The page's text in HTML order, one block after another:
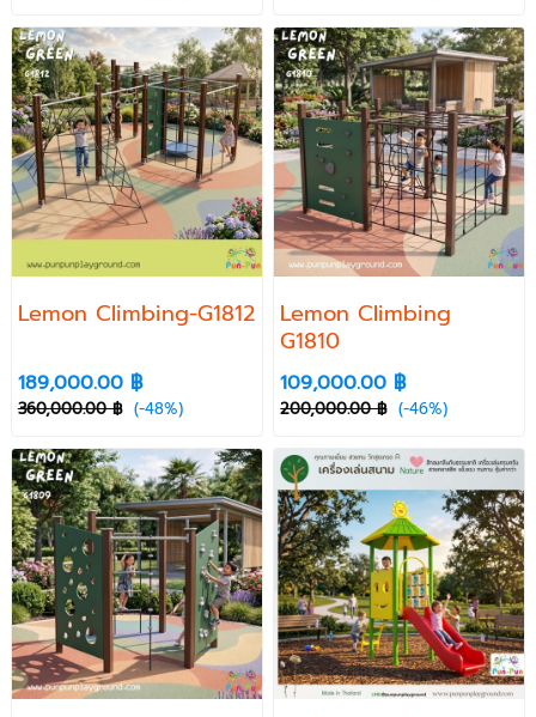
Lemon Climbing-G1812
189,000.00 ฿
360,000.00 ฿ (-48%)
Lemon Climbing
G1810
109,000.00 ฿
200,000.00 ฿ (-46%)